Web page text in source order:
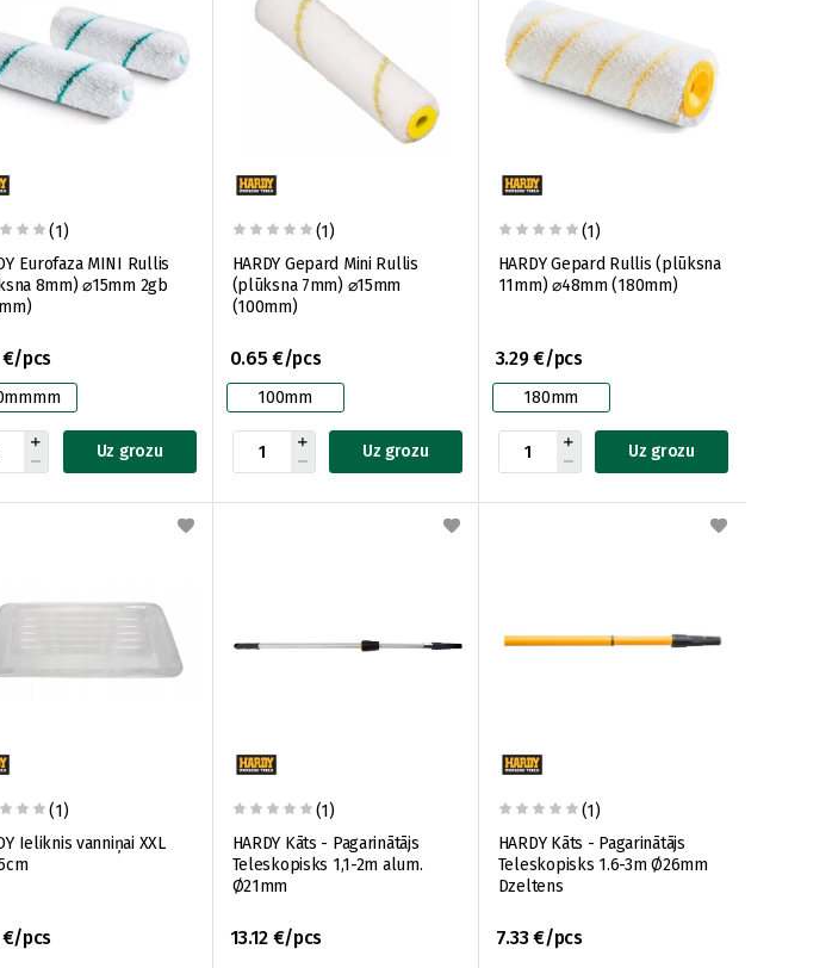
(1)
Eurofaza MINI Rullis
8mm) ⌀15mm 2gb
€/pcs
Uz grozu
(1)
HARDY Gepard Mini Rullis
(plūksna 7mm) ⌀15mm
(100mm)
0.65 €/pcs
100mm
Uz grozu
(1)
HARDY Gepard Rullis (plūksna
11mm) ⌀48mm (180mm)
3.29 €/pcs
180mm
Uz grozu
(1)
Ieliknis vanniņai XXL
€/pcs
(1)
HARDY Kāts - Pagarinātājs
Teleskopisks 1,1-2m alum.
Ø21mm
13.12 €/pcs
(1)
HARDY Kāts - Pagarinātājs
Teleskopisks 1.6-3m Ø26mm
Dzeltens
7.33 €/pcs